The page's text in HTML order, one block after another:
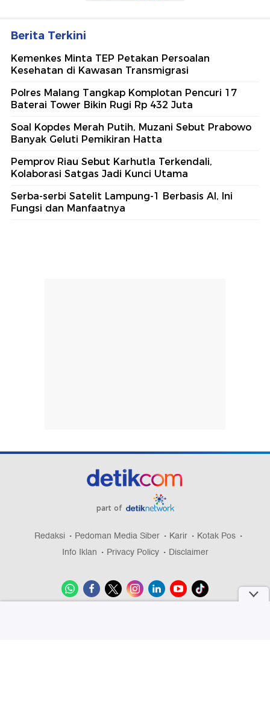
Berita Terkini
Kemenkes Minta TEP Petakan Persoalan
Kesehatan di Kawasan Transmigrasi
Polres Malang Tangkap Komplotan Pencuri 17
Baterai Tower Bikin Rugi Rp 432 Juta
Soal Kopdes Merah Putih, Muzani Sebut Prabowo
Banyak Geluti Pemikiran Hatta
Pemprov Riau Sebut Karhutla Terkendali,
Kolaborasi Satgas Jadi Kunci Utama
Serba-serbi Satelit Lampung-1 Berbasis AI, Ini
Fungsi dan Manfaatnya
part of
Redaksi Pedoman Media Siber Karir
Kotak Pos
Info Iklan
Privacy Policy Disclaimer